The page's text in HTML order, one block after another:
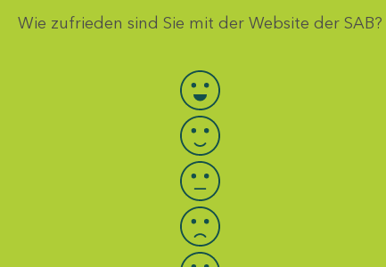
Wie zufrieden sind Sie mit der Website der SAB?
Bewertung auswählen